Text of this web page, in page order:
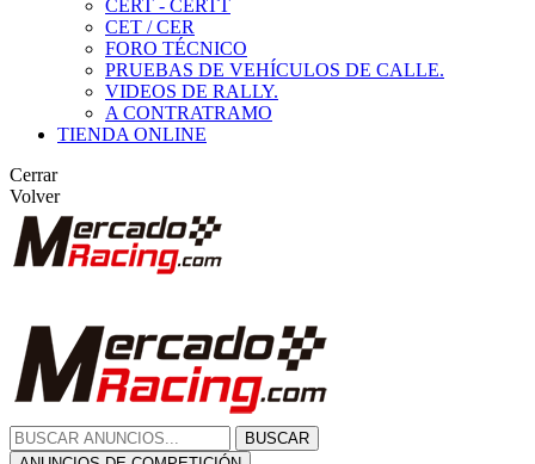
CERT - CERTT
CET / CER
FORO TÉCNICO
PRUEBAS DE VEHÍCULOS DE CALLE.
VIDEOS DE RALLY.
A CONTRATRAMO
TIENDA ONLINE
Cerrar
Volver
BUSCAR
ANUNCIOS DE COMPETICIÓN